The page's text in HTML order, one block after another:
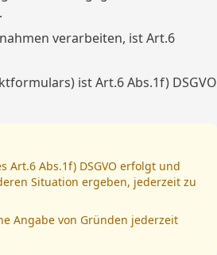
verarbeiten, ist Art.6
ist Art.6 Abs.1f) DSGVO
Abs.1f) DSGVO erfolgt und
Situation ergeben, jederzeit zu
Angabe von Gründen jederzeit